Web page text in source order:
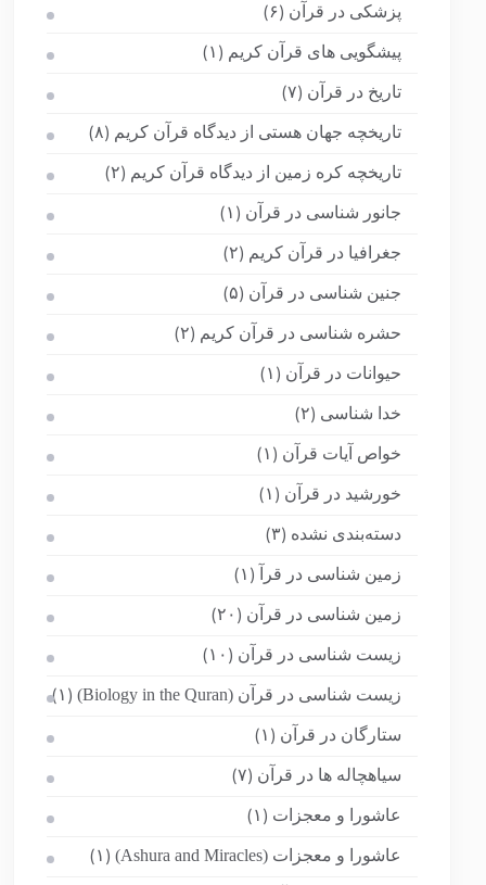
پزشکی در قرآن (۶)
پیشگویی های قرآن کریم (۱)
تاریخ در قرآن (۷)
تاریخچه جهان هستی از دیدگاه قرآن کریم (۸)
تاریخچه کره زمین از دیدگاه قرآن کریم (۲)
جانور شناسی در قرآن (۱)
جغرافیا در قرآن کریم (۲)
جنین شناسی در قرآن (۵)
حشره شناسی در قرآن کریم (۲)
حیوانات در قرآن (۱)
خدا شناسی (۲)
خواص آیات قرآن (۱)
خورشید در قرآن (۱)
دسته‌بندی نشده (۳)
زمین شناسی در قرآ (۱)
زمین شناسی در قرآن (۲۰)
زیست شناسی در قرآن (۱۰)
زیست شناسی در قرآن (Biology in the Quran) (۱)
ستارگان در قرآن (۱)
سیاهچاله ها در قرآن (۷)
عاشورا و معجزات (۱)
عاشورا و معجزات (Ashura and Miracles) (۱)